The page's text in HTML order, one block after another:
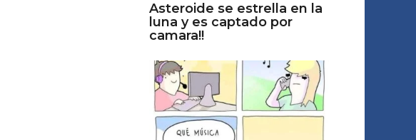
Asteroide se estrella en la
luna y es captado por
camara!!